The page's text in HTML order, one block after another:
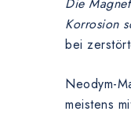
Die
Korrosion
bei
Neodym-
meistens